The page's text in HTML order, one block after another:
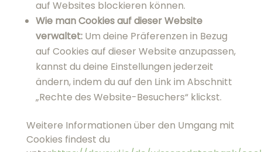
Weitere Informationen über den Umgang mit
Cookies findest du
unterhttps://devowl.io/de/wissensdatenbank/
im-browser-verwalten-loschen-blockieren/.
Welche Arten von Cookies gibt
es?
Essenzielle Cookiessind für die
grundlegende Funktionalität einer Website